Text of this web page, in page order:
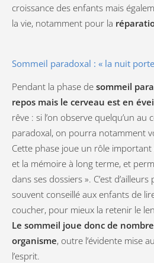
croissance des enfants mais
la vie, notamment pour la
Sommeil paradoxal : « la nuit
Pendant la phase de sommeil
repos mais le cerveau est en
rêve : si l’on observe quelqu’un au
paradoxal, on pourra notamment
Cette phase joue un rôle
et la mémoire à long terme, et
dans ses dossiers ». C’est d’ailleurs
souvent conseillé aux enfants de
coucher, pour mieux la retenir le
Le sommeil joue donc de
organisme, outre l’évidente mise
l’esprit.